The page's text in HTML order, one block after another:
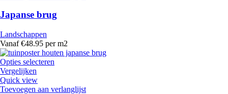
Japanse brug
Landschappen
Vanaf €48.95 per m2
Opties selecteren
Vergelijken
Quick view
Toevoegen aan verlanglijst